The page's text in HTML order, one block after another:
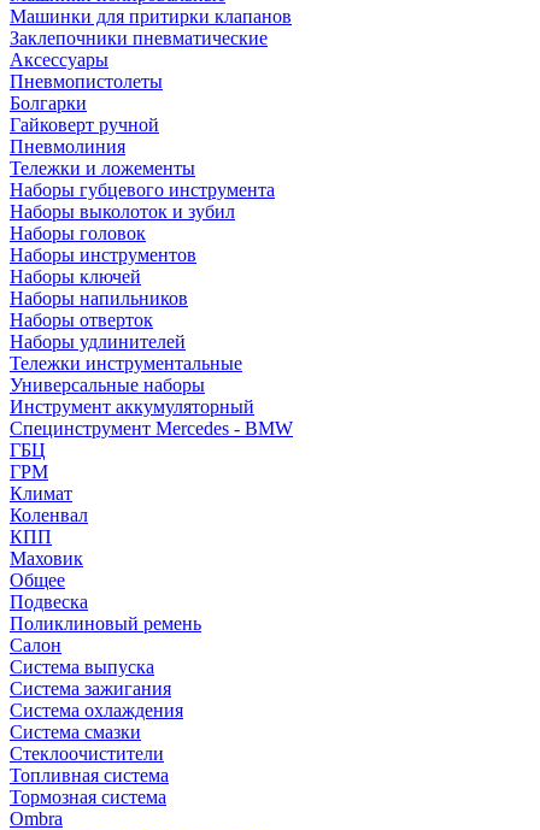
Машинки для притирки клапанов
Заклепочники пневматические
Аксессуары
Пневмопистолеты
Болгарки
Гайковерт ручной
Пневмолиния
Тележки и ложементы
Наборы губцевого инструмента
Наборы выколоток и зубил
Наборы головок
Наборы инструментов
Наборы ключей
Наборы напильников
Наборы отверток
Наборы удлинителей
Тележки инструментальные
Универсальные наборы
Инструмент аккумуляторный
Специнструмент Mercedes - BMW
ГБЦ
ГРМ
Климат
Коленвал
КПП
Маховик
Общее
Подвеска
Поликлиновый ремень
Салон
Система выпуска
Система зажигания
Система охлаждения
Система смазки
Стеклоочистители
Топливная система
Тормозная система
Ombra